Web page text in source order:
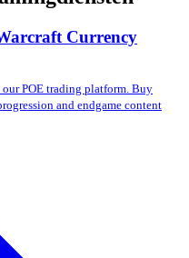
Currency
POE trading platform. Buy
and endgame content